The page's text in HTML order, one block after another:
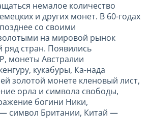
немалое количество
и других монет. В 60-годах
со своими
на мировой рынок
стран. Появились
монеты Австралии
кукабуры, Ка-нада
золотой монете кленовый лист,
орла и символа свободы,
богини Ники,
символ Британии, Китай —